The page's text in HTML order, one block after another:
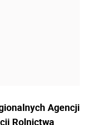
Agencji
Rolnictwa